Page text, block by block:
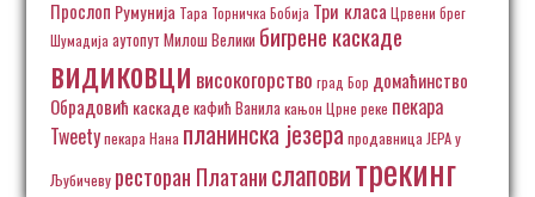
Прослоп Румунија Тара Торничка Бобија Три класа Црвени брег
Шумадија аутопут Милош Велики бигрене каскаде
видиковци високогорство град Бор домаћинство
Обрадовић каскаде кафић Ванила кањон Црне реке пекара
Tweetyпекара Нана планинска језера продавница ЈЕРА у
Љубичеву ресторан Платанислаповитрекинг